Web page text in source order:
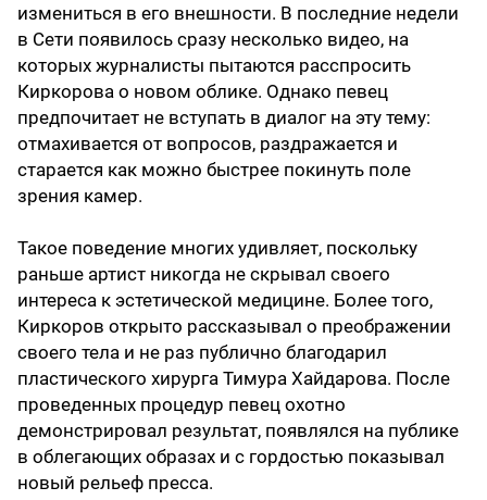
измениться в его внешности. В последние недели
в Сети появилось сразу несколько видео, на
которых журналисты пытаются расспросить
Киркорова о новом облике. Однако певец
предпочитает не вступать в диалог на эту тему:
отмахивается от вопросов, раздражается и
старается как можно быстрее покинуть поле
зрения камер.
Такое поведение многих удивляет, поскольку
раньше артист никогда не скрывал своего
интереса к эстетической медицине. Более того,
Киркоров открыто рассказывал о преображении
своего тела и не раз публично благодарил
пластического хирурга Тимура Хайдарова. После
проведенных процедур певец охотно
демонстрировал результат, появлялся на публике
в облегающих образах и с гордостью показывал
новый рельеф пресса.